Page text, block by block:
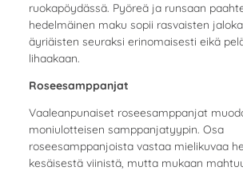
ruokapöydässä. Pyöreä ja runsaan
hedelmäinen maku sopii rasvaisten
äyriäisten seuraksi erinomaisesti eikä
lihaakaan.
Roseesamppanjat
Vaaleanpunaiset roseesamppanjat
moniulotteisen samppanjatyypin. Osa
roseesamppanjoista vastaa mielikuvaa
kesäisestä viinistä, mutta mukaan